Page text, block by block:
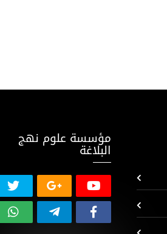
مؤسسة علوم نهج
البلاغة